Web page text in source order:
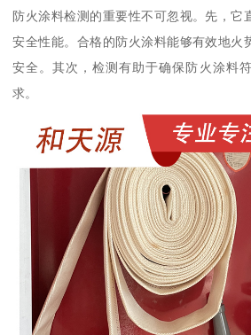
防火涂料检测的重要性不可忽视。先，它
安全性能。合格的防火涂料能够有效地火
安全。其次，检测有助于确保防火涂料
求。